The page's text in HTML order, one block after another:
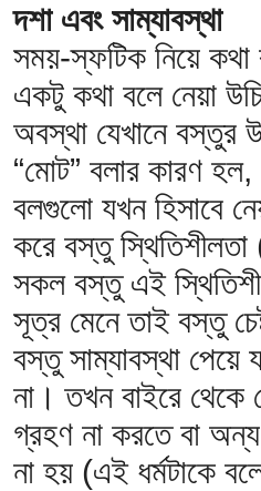
দশা এবং সাম্যাবস্থা
সময়-স্ফটিক নিয়ে কথা
একটু কথা বলে নেয়া
অবস্থা যেখানে বস্তুর
“মোট” বলার কারণ
বলগুলো যখন হিসাবে
করে বস্তু স্থিতিশীলতা
সকল বস্তু এই
সূত্র মেনে তাই বস্তু
বস্তু সাম্যাবস্থা
না। তখন বাইরে থেকে
গ্রহণ না করতে বা অন্য
না হয় (এই ধর্মটাকে